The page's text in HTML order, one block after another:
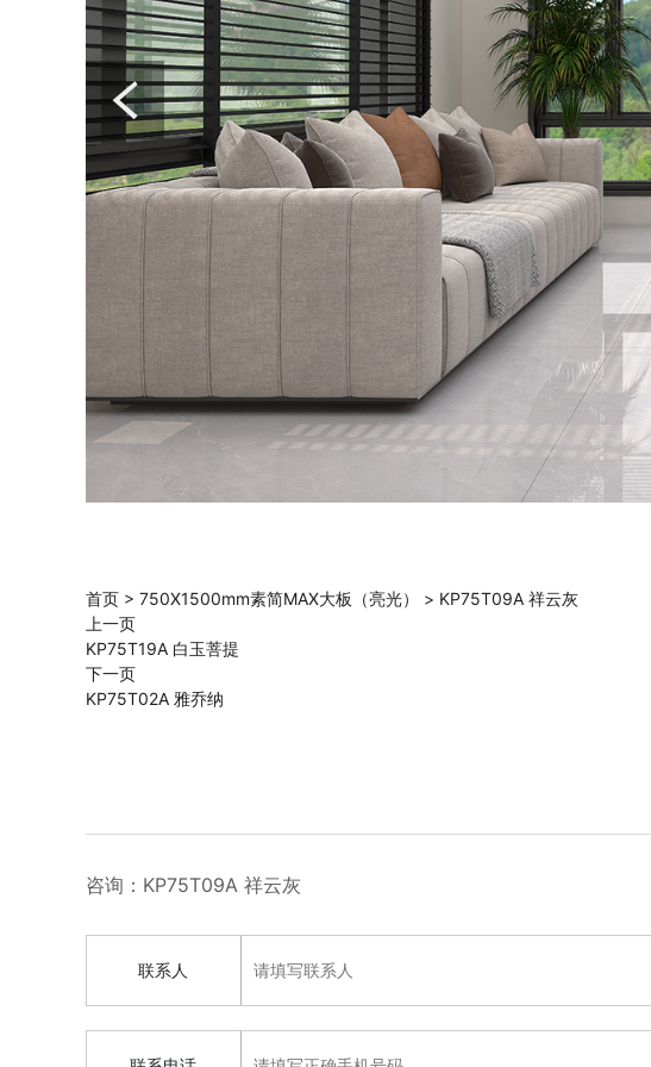
首页 > 750X1500mm素简MAX大板（亮光） > KP75T09A 祥云灰
上一页
KP75T19A 白玉菩提
下一页
KP75T02A 雅乔纳
咨询：KP75T09A 祥云灰
联系人